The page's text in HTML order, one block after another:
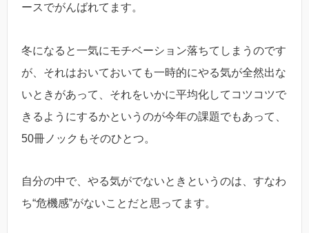
ースでがんばれてます。
冬になると一気にモチベーション落ちてしまうのです
が、それはおいておいても一時的にやる気が全然出な
いときがあって、それをいかに平均化してコツコツで
きるようにするかというのが今年の課題でもあって、
50冊ノックもそのひとつ。
自分の中で、やる気がでないときというのは、すなわ
ち“危機感”がないことだと思ってます。